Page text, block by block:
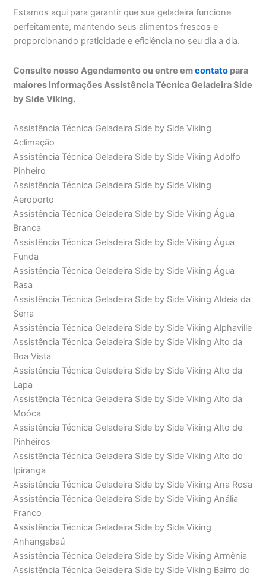
Estamos aqui para garantir que sua geladeira funcione
perfeitamente, mantendo seus alimentos frescos e
proporcionando praticidade e eficiência no seu dia a dia.
Consulte nosso Agendamento ou entre emcontato para
maiores informações Assistência Técnica Geladeira Side
by Side Viking.
Assistência Técnica Geladeira Side by Side Viking
Aclimação
Assistência Técnica Geladeira Side by Side Viking Adolfo
Pinheiro
Assistência Técnica Geladeira Side by Side Viking
Aeroporto
Assistência Técnica Geladeira Side by Side Viking Água
Branca
Assistência Técnica Geladeira Side by Side Viking Água
Funda
Assistência Técnica Geladeira Side by Side Viking Água
Rasa
Assistência Técnica Geladeira Side by Side Viking Aldeia da
Serra
Assistência Técnica Geladeira Side by Side Viking Alphaville
Assistência Técnica Geladeira Side by Side Viking Alto da
Boa Vista
Assistência Técnica Geladeira Side by Side Viking Alto da
Lapa
Assistência Técnica Geladeira Side by Side Viking Alto da
Moóca
Assistência Técnica Geladeira Side by Side Viking Alto de
Pinheiros
Assistência Técnica Geladeira Side by Side Viking Alto do
Ipiranga
Assistência Técnica Geladeira Side by Side Viking Ana Rosa
Assistência Técnica Geladeira Side by Side Viking Anália
Franco
Assistência Técnica Geladeira Side by Side Viking
Anhangabaú
Assistência Técnica Geladeira Side by Side Viking Armênia
Assistência Técnica Geladeira Side by Side Viking Bairro do